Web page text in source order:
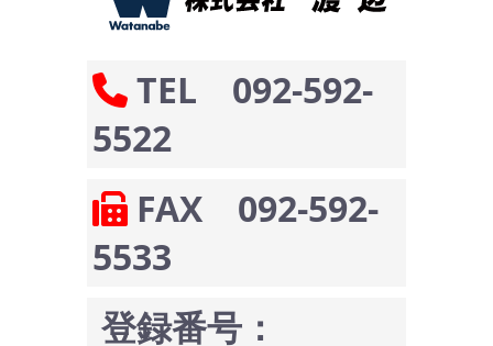
TEL 092-592-
5522
FAX 092-592-
5533
登録番号：